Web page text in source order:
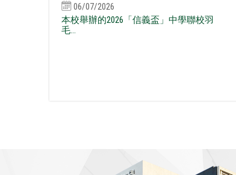
06/07/2026
本校舉辦的2026「信義盃」中學聯校羽
毛...